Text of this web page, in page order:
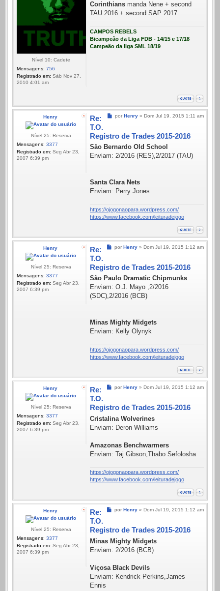
Nível 10: Cadete
Mensagens: 756
Registrado em: Sáb Nov 27,
2010 4:01 am
Corinthians manda Nene + second
TAU 2016 + second SAP 2017
CAMPOS REBELS
Bicampeão da Liga FDB - 14/15 e 17/18
Campeão da liga SML 18/19
Henry
Nível 25: Reserva
Mensagens: 3377
Registrado em: Seg Abr 23,
2007 6:39 pm
Mensagem
por Henry » Dom Jul 19, 2015 1:11 am
Re:
T.O.
Registro de Trades 2015-2016
São Bernardo Old School
Enviam: 2/2016 (RES),2/2017 (TAU)
Santa Clara Nets
Enviam: Perry Jones
https://ojogonaopara.wordpress.com/
https://www.facebook.com/leituradejogo
Henry
Nível 25: Reserva
Mensagens: 3377
Registrado em: Seg Abr 23,
2007 6:39 pm
Mensagem
por Henry » Dom Jul 19, 2015 1:12 am
Re:
T.O.
Registro de Trades 2015-2016
São Paulo Dramatic Chipmunks
Enviam: O.J. Mayo ,2/2016
(SDC),2/2016 (BCB)
Minas Mighty Midgets
Enviam: Kelly Olynyk
https://ojogonaopara.wordpress.com/
https://www.facebook.com/leituradejogo
Henry
Nível 25: Reserva
Mensagens: 3377
Registrado em: Seg Abr 23,
2007 6:39 pm
Mensagem
por Henry » Dom Jul 19, 2015 1:12 am
Re:
T.O.
Registro de Trades 2015-2016
Cristalina Wolverines
Enviam: Deron Williams
Amazonas Benchwarmers
Enviam: Taj Gibson,Thabo Sefolosha
https://ojogonaopara.wordpress.com/
https://www.facebook.com/leituradejogo
Henry
Nível 25: Reserva
Mensagens: 3377
Registrado em: Seg Abr 23,
2007 6:39 pm
Mensagem
por Henry » Dom Jul 19, 2015 1:12 am
Re:
T.O.
Registro de Trades 2015-2016
Minas Mighty Midgets
Enviam: 2/2016 (BCB)
Viçosa Black Devils
Enviam: Kendrick Perkins,James
Ennis